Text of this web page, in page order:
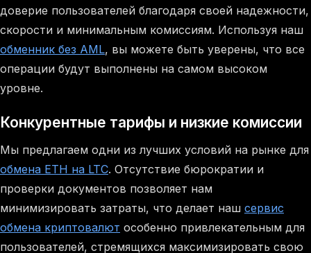
доверие пользователей благодаря своей надежности,
скорости и минимальным комиссиям. Используя наш
обменник без AML, вы можете быть уверены, что все
операции будут выполнены на самом высоком
уровне.
Конкурентные тарифы и низкие комиссии
Мы предлагаем одни из лучших условий на рынке для
обмена ETH на LTC. Отсутствие бюрократии и
проверки документов позволяет нам
минимизировать затраты, что делает наш сервис
обмена криптовалют особенно привлекательным для
пользователей, стремящихся максимизировать свою